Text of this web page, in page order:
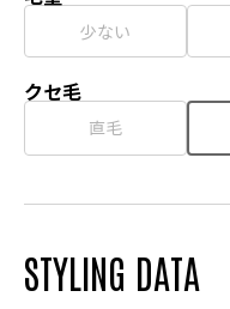
少ない
クセ毛
直毛
STYLING DATA